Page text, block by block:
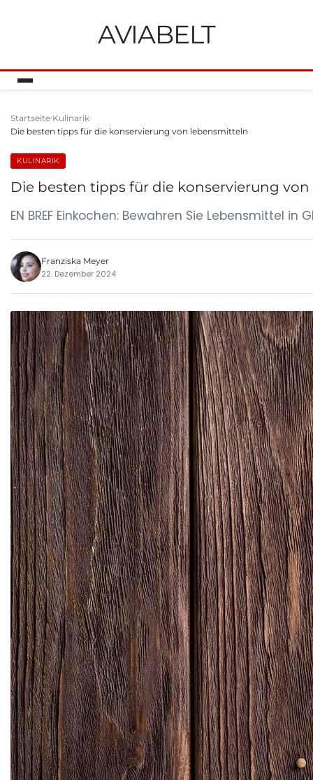
AVIABELT
Startseite Kulinarik
Die besten tipps für die konservierung von lebensmitteln
KULINARIK
Die besten tipps für die konservierung
EN BREF Einkochen: Bewahren Sie Lebensmittel
Franziska Meyer
22. Dezember 2024